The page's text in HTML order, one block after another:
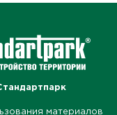
материалов